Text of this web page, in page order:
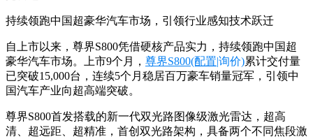
持续领跑中国超豪华汽车市场 ，引领行业感知技术跃迁
自上市以来，尊界S800凭借硬核产品实力 ， 持续领跑中国超
豪华汽车市场。上市9个月， 尊界S800(配置|询价)累计交付量
已突破15,000台 ，连续5个月稳居百万豪车销量冠军 ， 引领中
国汽车产业向超高端突破。
尊界S800首发搭载的新一代双光路图像级激光雷达 ， 超高
清、超远距、超精准 ， 首创双光路架构， 具备两个不同焦段激